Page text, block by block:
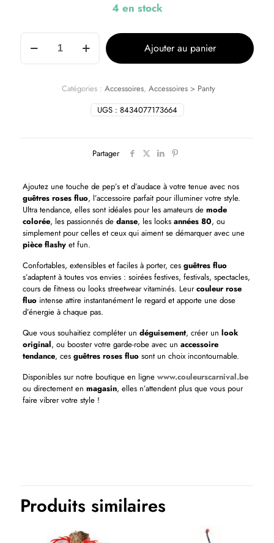
4 en stock
Ajouter au panier
UGS : 8434077173664
Catégories : Accessoires, Accessoires > Panty
Partager
Ajoutez une touche de pep’s et d’audace à votre tenue avec nos
guêtres roses fluo, l’accessoire parfait pour illuminer votre style.
Ultra tendance, elles sont idéales pour les amateurs de mode
colorée, les passionnés de danse, les looks années 80, ou
simplement pour celles et ceux qui aiment se démarquer avec une
pièce flashyet fun.
Confortables, extensibles et faciles à porter, ces guêtres fluo
s’adaptent à toutes vos envies : soirées festives, festivals, spectacles,
cours de fitness ou looks streetwear vitaminés. Leurcouleur rose
fluointense attire instantanément le regard et apporte une dose
d’énergie à chaque pas.
Que vous souhaitiez compléter un déguisement, créer un look
original, ou booster votre garde-robe avec un accessoire
tendance, ces guêtres roses fluosont un choix incontournable.
Disponibles sur notre boutique en ligne www.couleurscarnival.be
ou directement en magasin, elles n’attendent plus que vous pour
faire vibrer votre style !
Produits similaires